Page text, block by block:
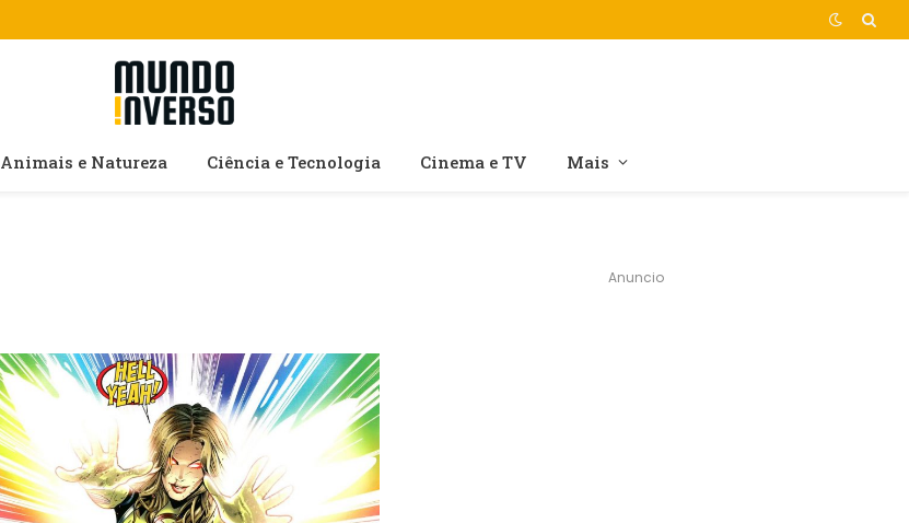
Animais e Natureza Ciência e Tecnologia Cinema e TV Mais
Anuncio